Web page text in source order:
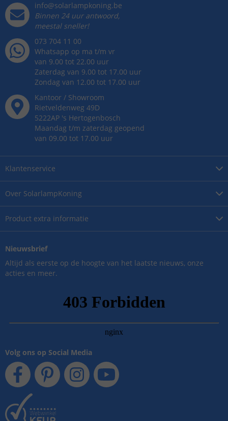
Over SolarlampKoning
Product extra informatie
Klantenservice
info@solarlampkoning.be
Binnen 24 uur antwoord,
meestal sneller!
073 704 11 00
Whatsapp op ma t/m vr
van 9.00 tot 22.00 uur
Zaterdag van 9.00 tot 17.00 uur
Zondag van 12.00 tot 17.00 uur
Kantoor / Showroom
Rietveldenweg 49D
5222AP 's Hertogenbosch
Maandag t/m zaterdag geopend
van 09.00 tot 17.00 uur
Nieuwsbrief
Altijd als eerste op de hoogte van het laatste nieuws, onze
acties en meer.
Volg ons op Social Media